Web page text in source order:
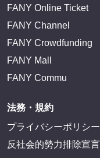
FANY Online Ticket
FANY Channel
FANY Crowdfunding
FANY Mall
FANY Commu
法務・規約
プライバシーポリシー
反社会的勢力排除宣言